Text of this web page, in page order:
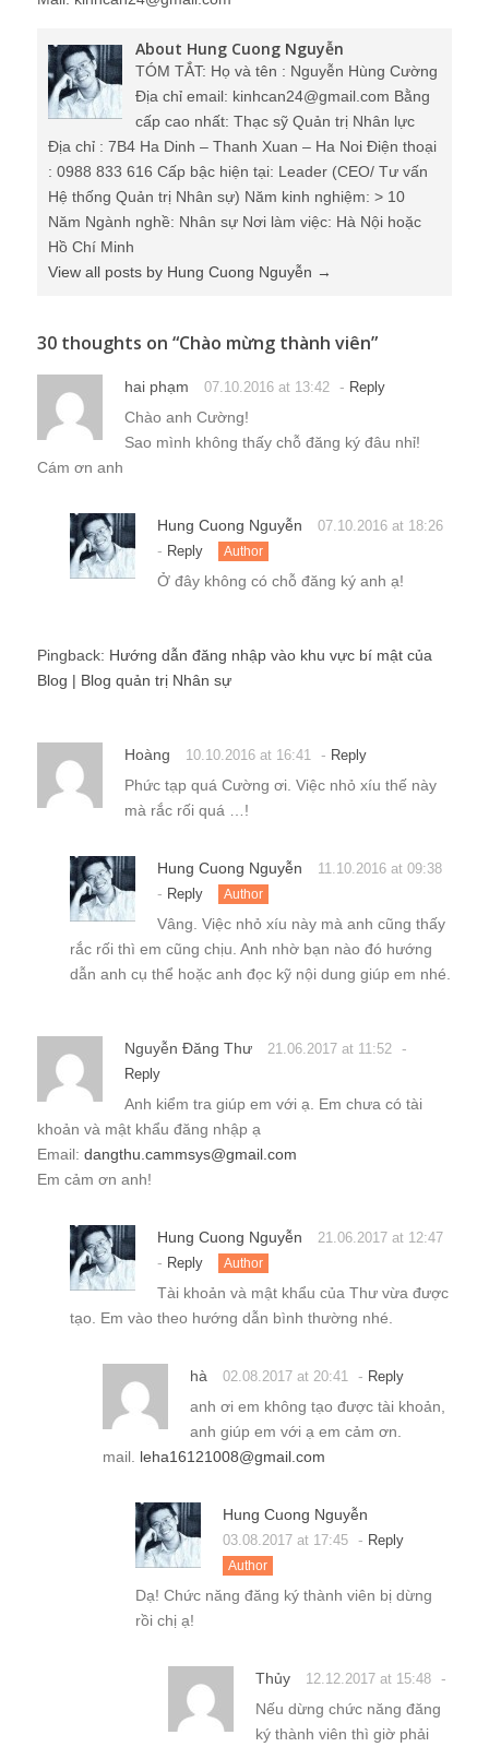
About Hung Cuong Nguyễn
TÓM TẮT: Họ và tên : Nguyễn Hùng Cường
Địa chỉ email: kinhcan24@gmail.com Bằng
cấp cao nhất: Thạc sỹ Quản trị Nhân lực
Địa chỉ : 7B4 Ha Dinh – Thanh Xuan – Ha Noi Điện thoại
: 0988 833 616 Cấp bậc hiện tại: Leader (CEO/ Tư vấn
Hệ thống Quản trị Nhân sự) Năm kinh nghiệm: > 10
Năm Ngành nghề: Nhân sự Nơi làm việc: Hà Nội hoặc
Hồ Chí Minh
View all posts by Hung Cuong Nguyễn →
30 thoughts on “Chào mừng thành viên”
hai phạm 07.10.2016 at 13:42 - Reply
Chào anh Cường!
Sao mình không thấy chỗ đăng ký đâu nhỉ!
Cám ơn anh
Hung Cuong Nguyễn 07.10.2016 at 18:26
- Reply Author
Ở đây không có chỗ đăng ký anh ạ!
Pingback: Hướng dẫn đăng nhập vào khu vực bí mật của
Blog | Blog quản trị Nhân sự
Hoàng 10.10.2016 at 16:41 - Reply
Phức tạp quá Cường ơi. Việc nhỏ xíu thế này
mà rắc rối quá …!
Hung Cuong Nguyễn 11.10.2016 at 09:38
- Reply Author
Vâng. Việc nhỏ xíu này mà anh cũng thấy
rắc rối thì em cũng chịu. Anh nhờ bạn nào đó hướng
dẫn anh cụ thể hoặc anh đọc kỹ nội dung giúp em nhé.
Nguyễn Đăng Thư 21.06.2017 at 11:52 -
Reply
Anh kiểm tra giúp em với ạ. Em chưa có tài
khoản và mật khẩu đăng nhập ạ
Email: dangthu.cammsys@gmail.com
Em cảm ơn anh!
Hung Cuong Nguyễn 21.06.2017 at 12:47
- Reply Author
Tài khoản và mật khẩu của Thư vừa được
tạo. Em vào theo hướng dẫn bình thường nhé.
hà 02.08.2017 at 20:41 - Reply
anh ơi em không tạo được tài khoản,
anh giúp em với ạ em cảm ơn.
mail. leha16121008@gmail.com
Hung Cuong Nguyễn
03.08.2017 at 17:45 - Reply
Author
Dạ! Chức năng đăng ký thành viên bị dừng
rồi chị ạ!
Thủy 12.12.2017 at 15:48 -
Nếu dừng chức năng đăng
ký thành viên thì giờ phải